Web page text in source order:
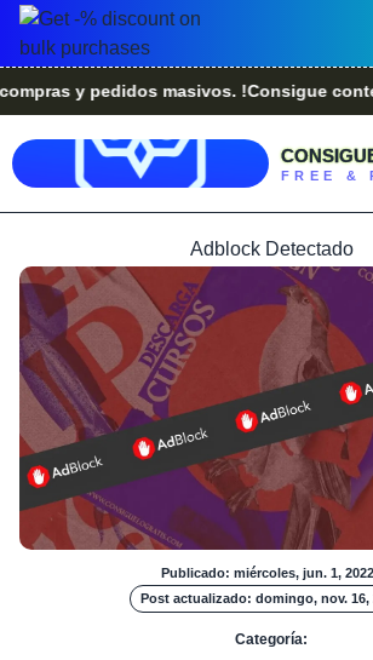
y pedidos masivos. !Consigue
FREE &
Adblock Detectado
Publicado: miércoles, jun. 1, 2022
Post actualizado: domingo, nov. 16,
Categoría: